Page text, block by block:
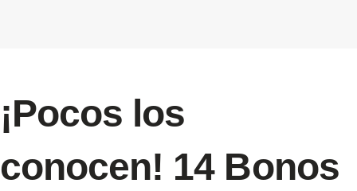
¡Pocos los
conocen! 14 Bonos